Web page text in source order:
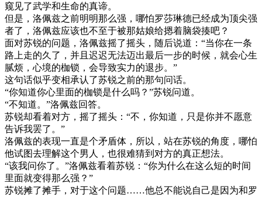
窥见了武学和生命的真谛。
但是，洛佩兹之前明明那么强，哪怕罗莎琳德已经成为顶尖强
者了，洛佩兹应该也不至于被那姑娘给摁着脑袋揍吧？
面对苏锐的问题，洛佩兹摇了摇头，随后说道：“当你在一条
路上走的久了，并且迟迟无法迈出最后一步的时候，就会心生
腻烦，心境的枷锁，会导致实力的退步。”
这句话似乎变相承认了苏锐之前的那句问话。
“你知道你心里面的枷锁是什么吗？”苏锐问道。
“不知道。”洛佩兹回答。
苏锐却看着对方，摇了摇头：“不，你知道，只是你并不愿意
告诉我罢了。”
洛佩兹的表现一直是个矛盾体，所以，站在苏锐的角度，哪怕
他试图去理解这个男人，也很难猜到对方的真正想法。
“该我问你了。”洛佩兹看着苏锐：“你为什么在这么短的时间
里面就变得那么强？”
苏锐摊了摊手，对于这个问题……他总不能说自己是因为和罗